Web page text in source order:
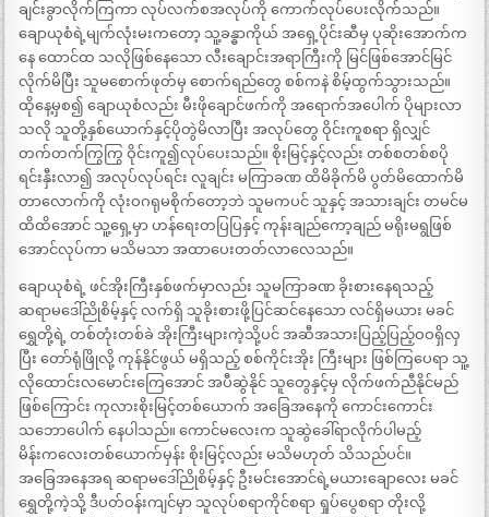
ချင်းခွာလိုက်ကြကာ လုပ်လက်စအလုပ်ကို ကောက်လုပ်ပေးလိုက်သည်။
ချောယုစံရဲ့မျက်လုံးမးကတော့ သူ့ခန္ဓာကိုယ် အရှေ့ပိုင်းဆီမှ ပုဆိုးအောက်က
နေ ထောင်ထ သလိုဖြစ်နေသော လီးချောင်းအရာကြီးကို မြင်ဖြစ်အောင်မြင်
လိုက်မိပြီး သူမစောက်ဖုတ်မှ စောက်ရည်တွေ စစ်ကနဲ စိမ့်ထွက်သွားသည်။
ထိုနေ့မှစ၍ ချောယုစံလည်း မီးဖိုချောင်ဖက်ကို အရောက်အပေါက် ပိုများလာ
သလို သူတို့နှစ်ယောက်နှင့်ပိုတွဲမိလာပြီး အလုပ်တွေ ဝိုင်းကူစရာ ရှိလျှင်
တက်တက်ကြွကြွ ဝိုင်းကူ၍လုပ်ပေးသည်။ စိုးမြင့်နှင့်လည်း တစ်စတစ်စပို
ရင်းနှီးလာ၍ အလုပ်လုပ်ရင်း လူချင်း မကြာခဏ ထိမိခိုက်မိ ပွတ်မိထောက်မိ
တာလောက်ကို လုံးဝဂရုမစိုက်တော့ဘဲ သူမကပင် သူနှင့် အသားချင်း တမင်မ
ထိထိအောင် သူ့ရှေ့မှာ ဟန်ရေးတပြပြနှင့် ကုန်းချည်ကော့ချည် မရိုးမရွဖြစ်
အောင်လုပ်ကာ မသိမသာ အထာပေးတတ်လာလေသည်။
ချောယုစံရဲ့ ဖင်အိုးကြီးနှစ်ဖက်မှာလည်း သူမကြာခဏ ခိုးစားနေရသည့်
ဆရာမဒေါ်ညိုစိမ့်နှင့် လက်ရှိ သူခိုးစားဖို့ပြင်ဆင်နေသော လင်ရှိမယား မခင်
ရွှေတို့ရဲ့ တစ်တုံးတစ်ခဲ အိုးကြီးများကဲ့သို့ပင် အဆီအသားပြည့်ပြည့်ဝဝရှိလှ
ပြီး တော်ရုံဖြိုလို့ ကုန်နိုင်ဖွယ် မရှိသည့် စစ်ကိုင်းအိုး ကြီးများ ဖြစ်ကြပေရာ သူ့
လိုထောင်းလမောင်းကြေအောင် အပီဆွဲနိုင် သူတွေနှင့်မှ လိုက်ဖက်ညီနိုင်မည်
ဖြစ်ကြောင်း ကုလားစိုးမြင့်တစ်ယောက် အခြေအနေကို ကောင်းကောင်း
သဘောပေါက် နေပါသည်။ ကောင်မလေးက သူဆွဲခေါ်ရာလိုက်ပါမည့်
မိန်းကလေးတစ်ယောက်မှန်း စိုးမြင့်လည်း မသိမဟုတ် သိသည်ပင်။
အခြေအနေအရ ဆရာမဒေါ်ညိုစိမ့်နှင့် ဦးမင်းအောင်ရဲ့မယားချောလေး မခင်
ရွှေတို့ကဲ့သို့ ဒီပတ်ဝန်းကျင်မှာ သူလုပ်စရာကိုင်စရာ ရှုပ်ပွေစရာ တိုးလို့